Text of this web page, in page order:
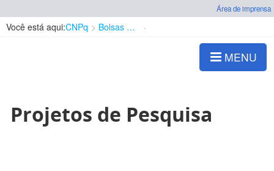
Área de imprensa
Você está aqui:CNPq Bolsas e Auxílios Vigentes
MENU
Projetos de Pesquisa